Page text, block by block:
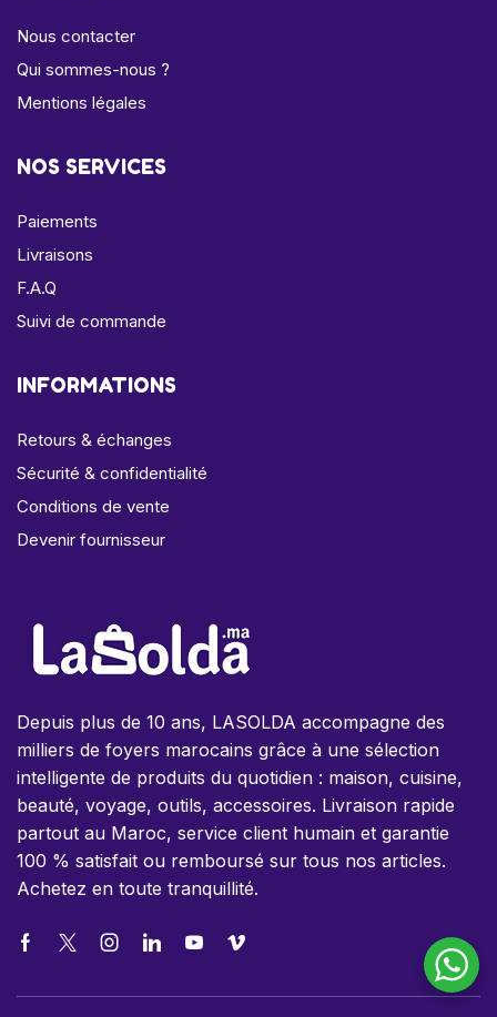
Nous contacter
Qui sommes-nous ?
Mentions légales
NOS SERVICES
Paiements
Livraisons
F.A.Q
Suivi de commande
INFORMATIONS
Retours & échanges
Sécurité & confidentialité
Conditions de vente
Devenir fournisseur
Depuis plus de 10 ans, LASOLDA accompagne des
milliers de foyers marocains grâce à une sélection
intelligente de produits du quotidien : maison, cuisine,
beauté, voyage, outils, accessoires. Livraison rapide
partout au Maroc, service client humain et garantie
100 % satisfait ou remboursé sur tous nos articles.
Achetez en toute tranquillité.